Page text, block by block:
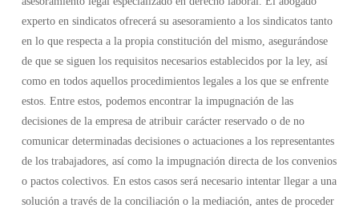
experto en sindicatos ofrecerá su asesoramiento a los sindicatos tanto
en lo que respecta a la propia constitución del mismo, asegurándose
de que se siguen los requisitos necesarios establecidos por la ley, así
como en todos aquellos procedimientos legales a los que se enfrente
estos. Entre estos, podemos encontrar la impugnación de las
decisiones de la empresa de atribuir carácter reservado o de no
comunicar determinadas decisiones o actuaciones a los representantes
de los trabajadores, así como la impugnación directa de los convenios
o pactos colectivos. En estos casos será necesario intentar llegar a una
solución a través de la conciliación o la mediación, antes de proceder